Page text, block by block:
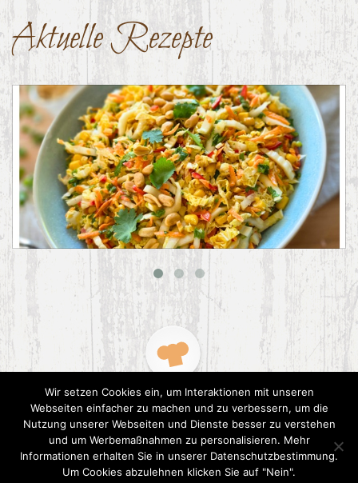
Aktuelle Rezepte
Asiatischer Chinakohl-Salat
2015 CookPress. All right reserved.Datenschutz
Wir setzen Cookies ein, um Interaktionen mit unseren
Webseiten einfacher zu machen und zu verbessern, um die
Nutzung unserer Webseiten und Dienste besser zu verstehen
und um Werbemaßnahmen zu personalisieren. Mehr
Informationen erhalten Sie in unserer Datenschutzbestimmung.
Um Cookies abzulehnen klicken Sie auf "Nein".